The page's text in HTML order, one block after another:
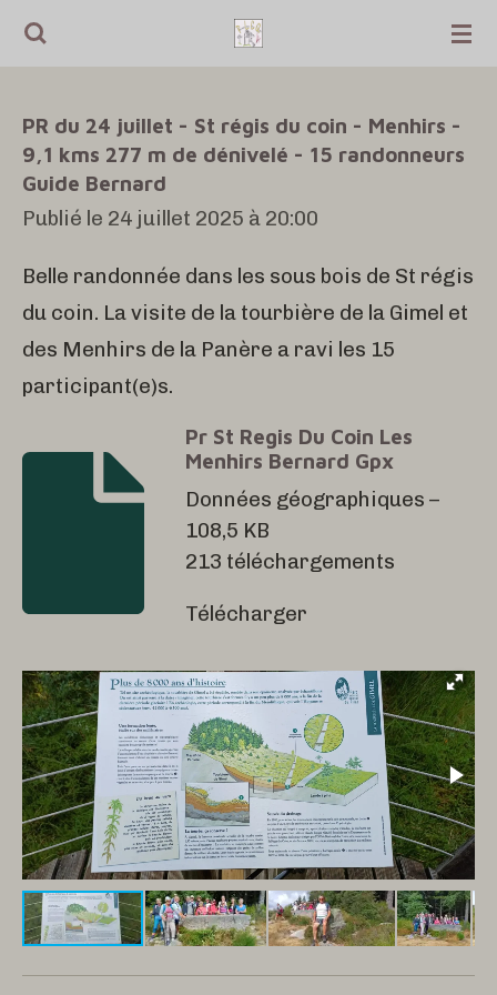
Passer
principal
PR du 24 juillet - St régis du coin - Menhirs -
9,1 kms 277 m de dénivelé - 15 randonneurs
Guide Bernard
Publié le 24 juillet 2025 à 20:00
Belle randonnée dans les sous bois de St régis
du coin. La visite de la tourbière de la Gimel et
des Menhirs de la Panère a ravi les 15
participant(e)s.
Pr St Regis Du Coin Les
Menhirs Bernard Gpx
Données géographiques –
108,5 KB
213 téléchargements
Télécharger